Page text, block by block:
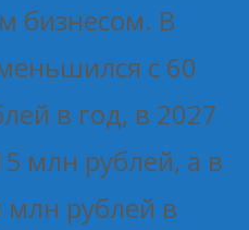
бизнесом. В
с 60
в год, в 2027
млн рублей, а в
рублей в